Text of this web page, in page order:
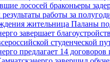
лососей браконьеры
работы за
жительница Паланы
завершает
студенческой
предлагает 14